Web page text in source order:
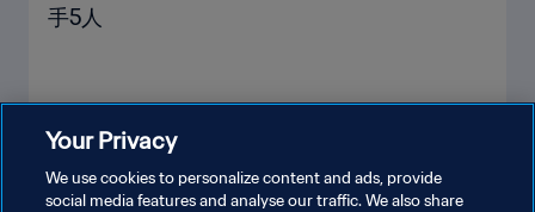
手5人
もっと見る
Your Privacy
We use cookies to personalize content and ads, provide
social media features and analyse our traffic. We also share